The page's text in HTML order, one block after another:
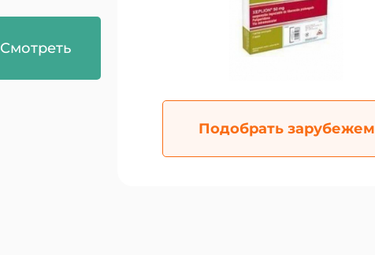
Смотреть
Подобрать зарубежем